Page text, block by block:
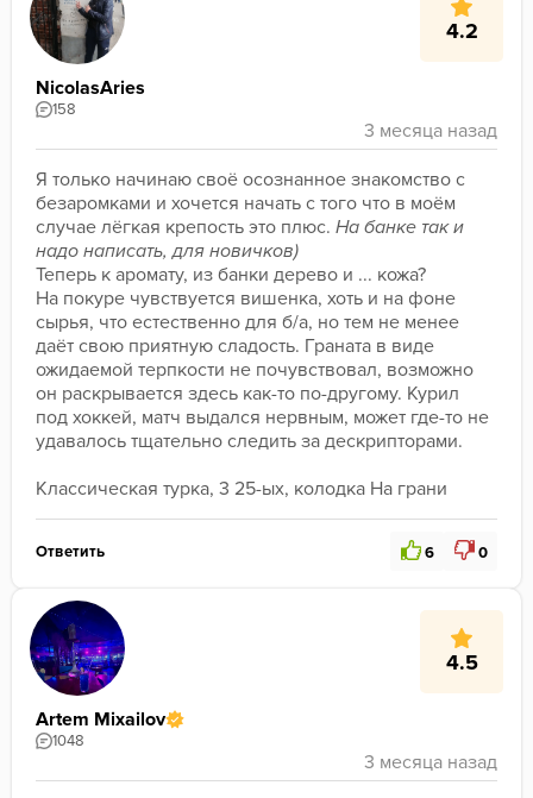
4.2
NicolasAries
158
Я только начинаю своё осознанное знакомство с
безаромками и хочется начать с того что в моём
случае лёгкая крепость это плюс. На банке так и
надо написать, для новичков)
Теперь к аромату, из банки дерево и ... кожа?
На покуре чувствуется вишенка, хоть и на фоне
сырья, что естественно для б/а, но тем не менее
даёт свою приятную сладость. Граната в виде
ожидаемой терпкости не почувствовал, возможно
он раскрывается здесь как-то по-другому. Курил
под хоккей, матч выдался нервным, может где-то не
удавалось тщательно следить за дескрипторами.
Классическая турка, 3 25-ых, колодка На грани
Ответить 6 0
4.5
Artem Mixailov
1048